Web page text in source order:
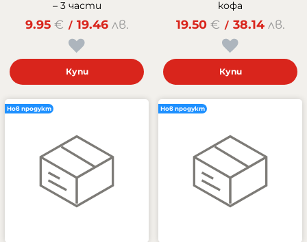
– 3 части
9.95 € / 19.46 лв.
Купи
кофа
19.50 € / 38.14 лв.
Купи
Нов продукт Нов продукт